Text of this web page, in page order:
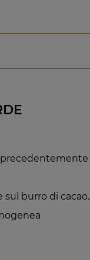
precedentemente
burro di cacao.